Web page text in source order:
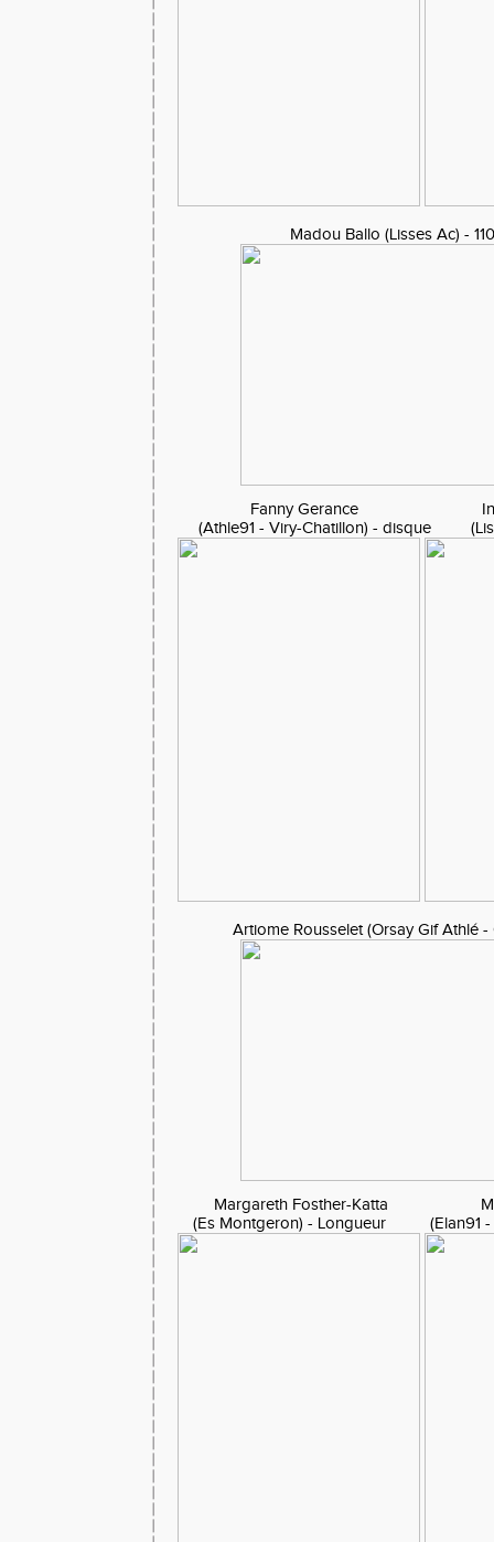
Madou Ballo (Lisses Ac) -
Fanny Gerance Ingrid
(Athle91 - Viry-Chatillon) - disque
Artiome Rousselet (Orsay Gif Athlé
Margareth Fosther-Katta
(Es Montgeron) - Longueur (Elan91 -